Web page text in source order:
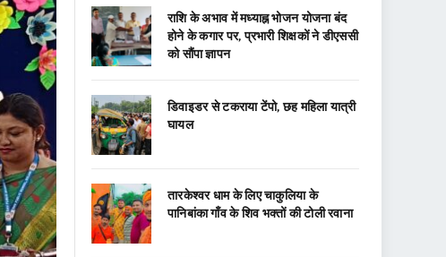
राशि के अभाव में मध्याह्न भोजन योजना बंद
होने के कगार पर, प्रभारी शिक्षकों ने डीएससी
को सौंपा ज्ञापन
डिवाइडर से टकराया टेंपो, छह महिला यात्री
घायल
तारकेश्वर धाम के लिए चाकुलिया के
पानिबांका गाँव के शिव भक्तों की टोली रवाना